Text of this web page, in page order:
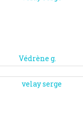
Védrène g.